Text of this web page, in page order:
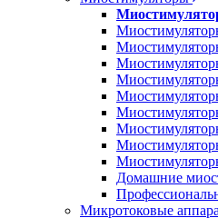
Домашние
Микротоковые